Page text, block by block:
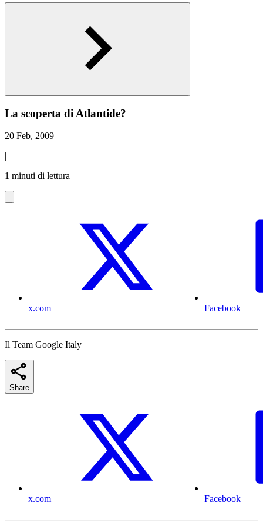
La scoperta di Atlantide?
20 Feb, 2009
|
1 minuti di lettura
x.com Facebook
Il Team Google Italy
Share
x.com Facebook